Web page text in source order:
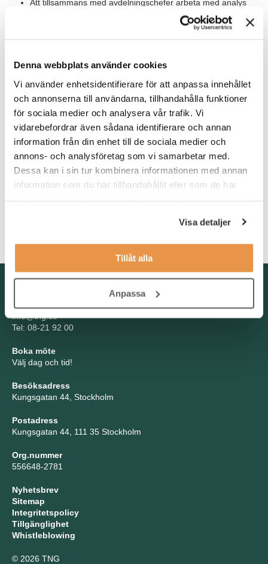
Denna webbplats använder cookies
Vi använder enhetsidentifierare för att anpassa innehållet
och annonserna till användarna, tillhandahålla funktioner
för sociala medier och analysera vår trafik. Vi
vidarebefordrar även sådana identifierare och annan
information från din enhet till de sociala medier och
annons- och analysföretag som vi samarbetar med.
Dessa kan i sin tur kombinera informationen med annan
information som du har tillhandahållit eller som de har
Visa detaljer
Tillåt alla
Anpassa
Att tillsammans med avdelningschefer arbeta med analys
Vår kund är ett globalt företag som är ett av världens ledande i
sin bransch. Man står för innovation, kvalitet, branschledande
programvaru- och robotteknik som utvecklats internt.
Våra förväntningar
Vi söker dig som har en relevant utbildning inom ekonomi samt
flerårig erfarenhet av liknande arbetsuppgifter. Vidare har du
arbetat i affärssystem samt har goda kunskaper i Excel. Då du
kommer att ha både svenska och internationella kontakter är din
Som person är du noggrann, strukturerad, kommunikativ och
Kontakta oss
TNG Group AB
info@tng.se
Tel: 08-21 92 00
Boka möte
Välj dag och tid!
Besöksadress
Kungsgatan 44, Stockholm
Postadress
Kungsgatan 44, 111 35 Stockholm
Org.nummer
556648-2781
Nyhetsbrev
Sitemap
Integritetspolicy
Tillgänglighet
Whistleblowing
© 2026 TNG